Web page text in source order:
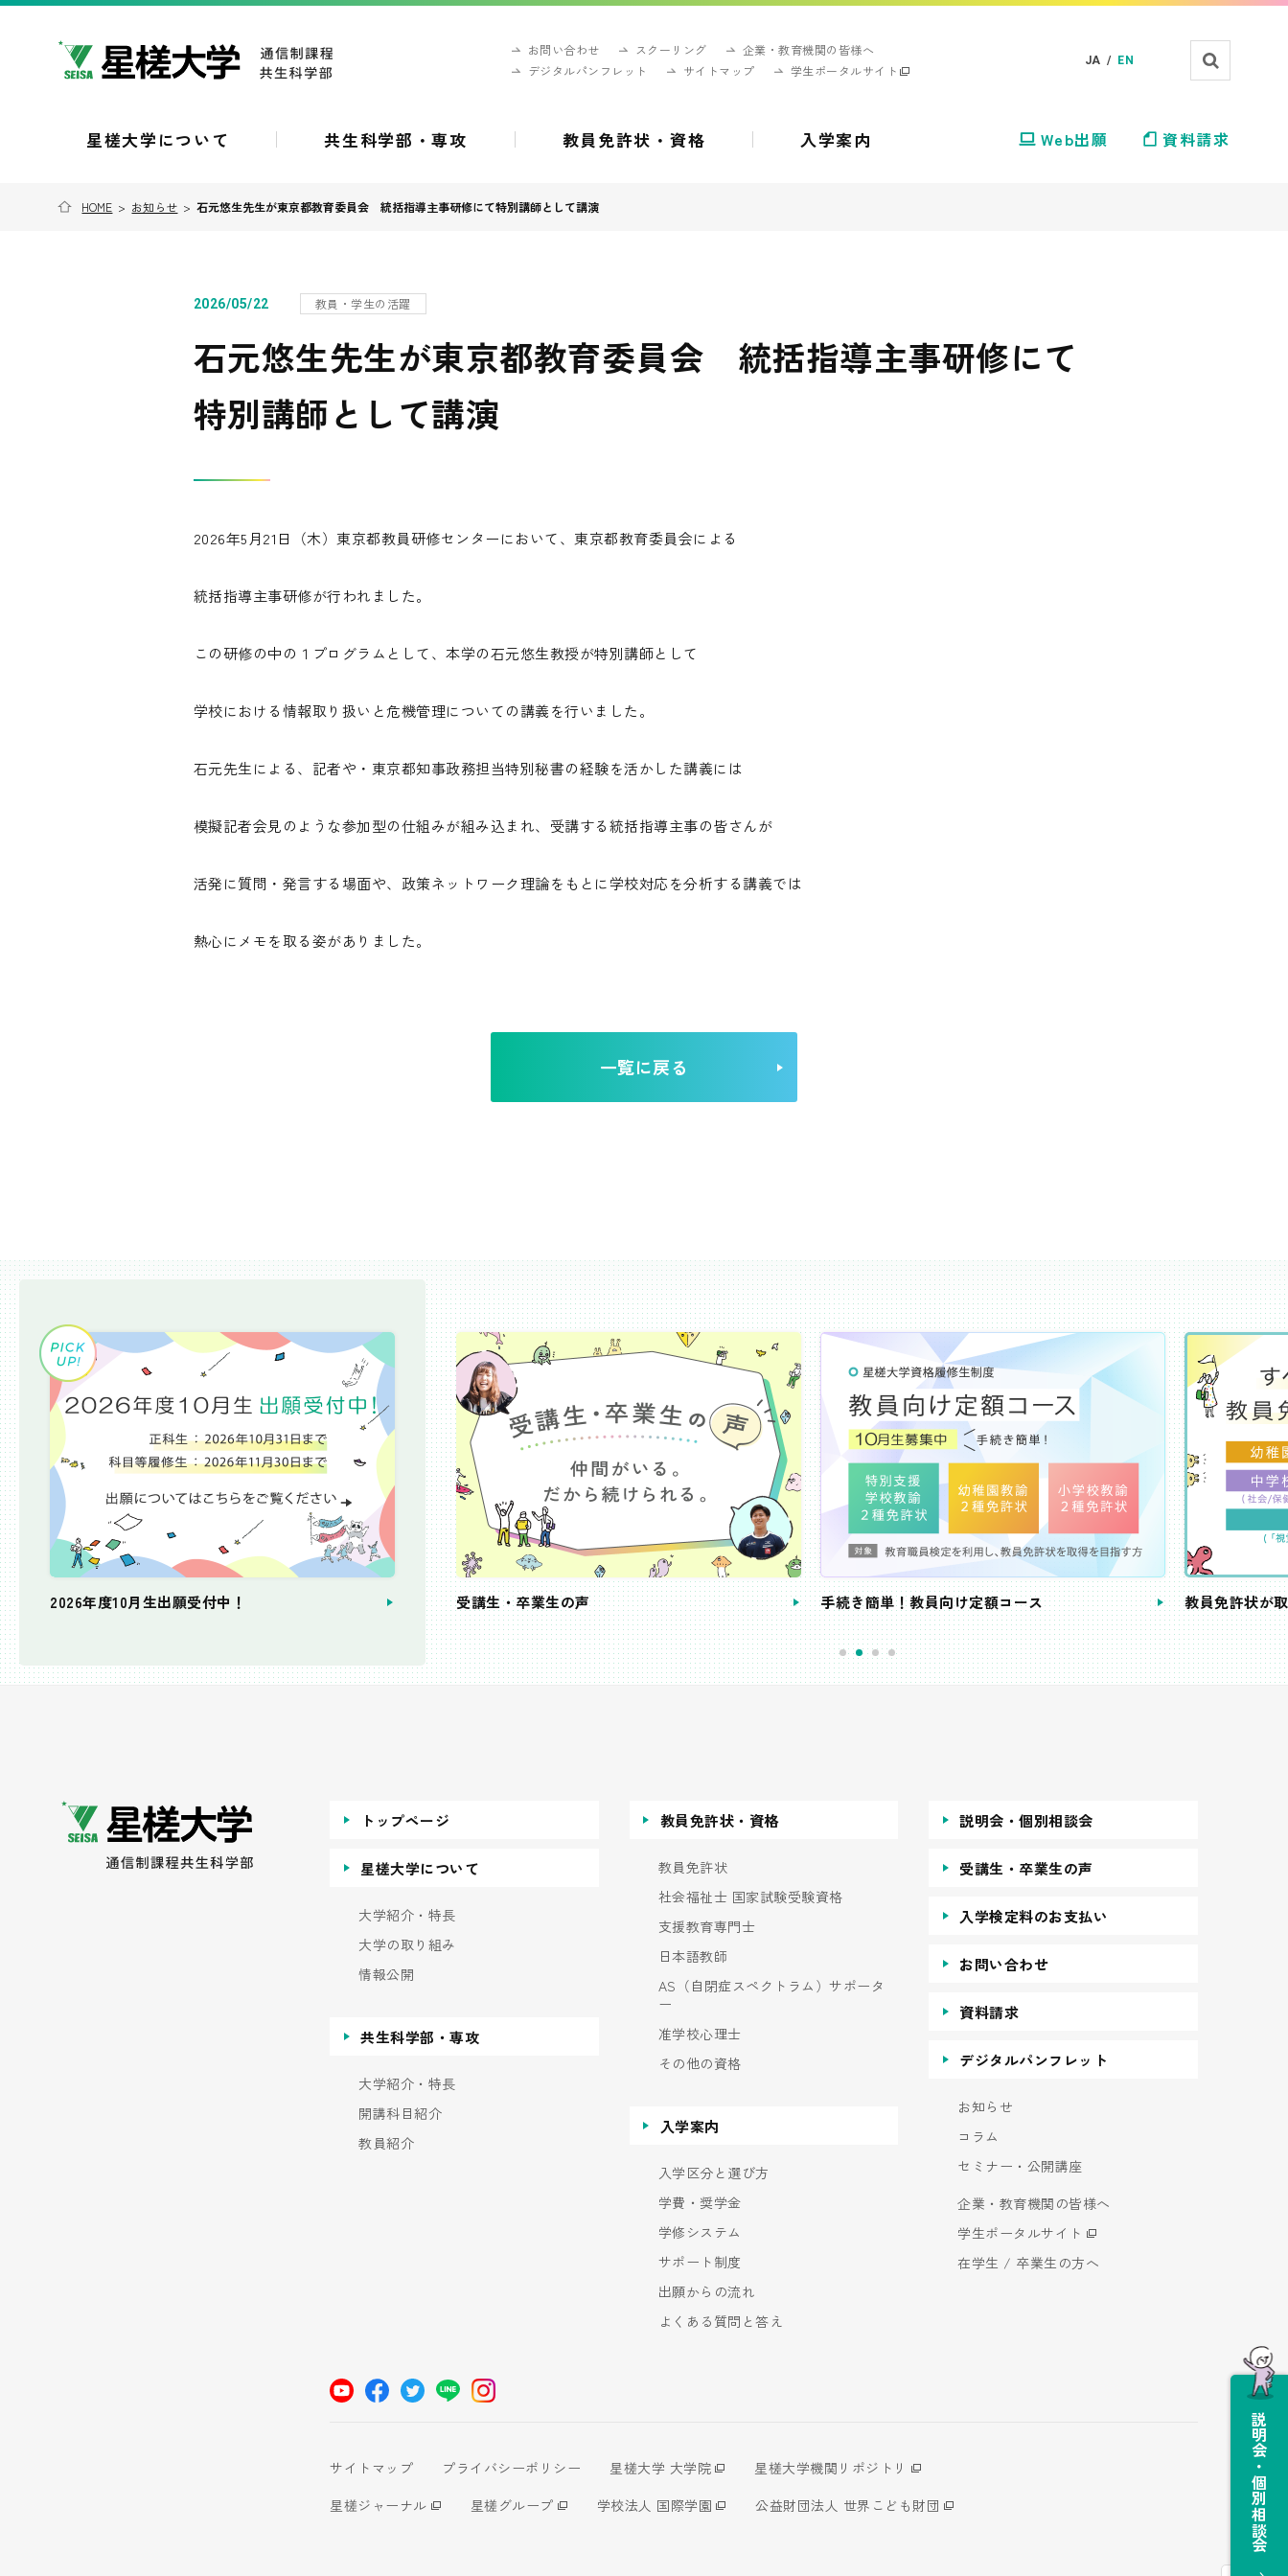
お問い合わせ スクーリング
企業・教育機関の皆様へ
デジタルパンフレット
サイトマップ 学生ポータルサイト
JA / EN
星槎大学について 共生科学部・専攻 教員免許状・資格 入学案内 Web出願 資料請求
説明会・個別相談会
HOME > お知らせ >石元悠生先生が東京都教育委員会 統括指導主事研修にて特別講師として講演
2026/05/22 教員・学生の活躍
石元悠生先生が東京都教育委員会 統括指導主事研修にて
特別講師として講演
2026年5月21日（木）東京都教員研修センターにおいて、東京都教育委員会による
統括指導主事研修が行われました。
この研修の中の１プログラムとして、本学の石元悠生教授が特別講師として
学校における情報取り扱いと危機管理についての講義を行いました。
石元先生による、記者や・東京都知事政務担当特別秘書の経験を活かした講義には
模擬記者会見のような参加型の仕組みが組み込まれ、受講する統括指導主事の皆さんが
活発に質問・発言する場面や、政策ネットワーク理論をもとに学校対応を分析する講義では
熱心にメモを取る姿がありました。
一覧に戻る
2026年度10月生出願受付中！
個別相談会 受講生・卒業生の声 手続き簡単！教員向け定額コース 教員免許状が
トップページ
星槎大学について
大学紹介・特長
大学の取り組み
情報公開
共生科学部・専攻
大学紹介・特長
開講科目紹介
教員紹介
教員免許状・資格
教員免許状
社会福祉士 国家試験受験資格
支援教育専門士
日本語教師
AS（自閉症スペクトラム）サポータ
ー
准学校心理士
その他の資格
入学案内
入学区分と選び方
学費・奨学金
学修システム
サポート制度
出願からの流れ
よくある質問と答え
説明会・個別相談会
受講生・卒業生の声
入学検定料のお支払い
お問い合わせ
資料請求
デジタルパンフレット
お知らせ
コラム
セミナー・公開講座
企業・教育機関の皆様へ
学生ポータルサイト
在学生 / 卒業生の方へ
サイトマップ プライバシーポリシー 星槎大学 大学院
星槎大学機関リポジトリ
星槎ジャーナル
星槎グループ 学校法人 国際学園 公益財団法人 世界こども財団